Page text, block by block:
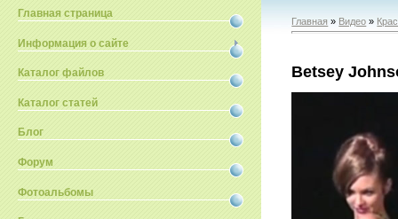
Главная страница
Информация о сайте
Каталог файлов
Каталог статей
Блог
Форум
Фотоальбомы
Главная » Видео »
Betsey